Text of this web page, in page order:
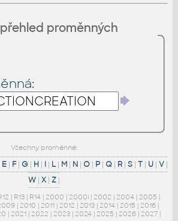
proměnných
Všechny proměnné:
E| F| G| H | I| L| M| N| O| P| Q| R| S| T| U| V|
W | X | Z |
| R13 | R14 | 2000 | 2000i | 2002 | 2004 | 2005 |
| 2010 | 2011 | 2012 | 2013 | 2014 | 2015 | 2016 |
| 2021 | 2022 | 2023 | 2024 | 2025 | 2026 | 2027 |